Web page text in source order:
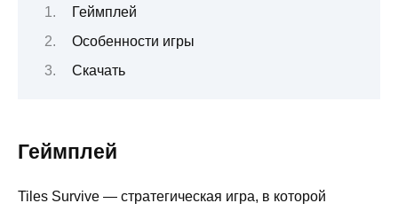
Геймплей
Особенности игры
Скачать
Геймплей
Tiles Survive — стратегическая игра, в которой